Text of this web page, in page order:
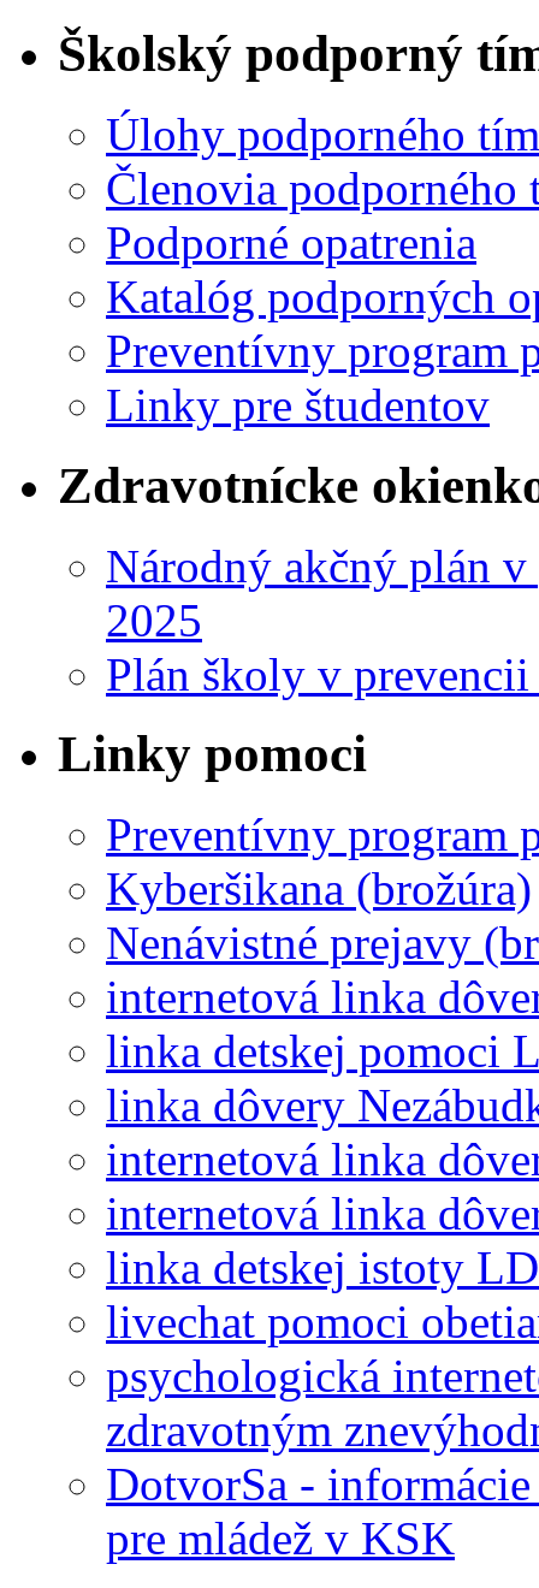
Školský podporný
Úlohy podporného
Členovia podporného
Podporné opatrenia
Katalóg podporných
Preventívny program
Linky pre študentov
Zdravotnícke
Národný akčný plán
2025
Plán školy v
Linky pomoci
Preventívny program
Kyberšikana (brožúra)
Nenávistné prejavy
internetová linka
linka detskej pomoci
linka dôvery
internetová linka
internetová linka
linka detskej istoty
livechat pomoci
psychologická
zdravotným
DotvorSa -
pre mládež v KSK